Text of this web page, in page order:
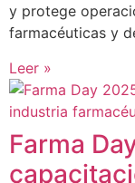
y protege
farmacéuticas y
Leer »
Farma